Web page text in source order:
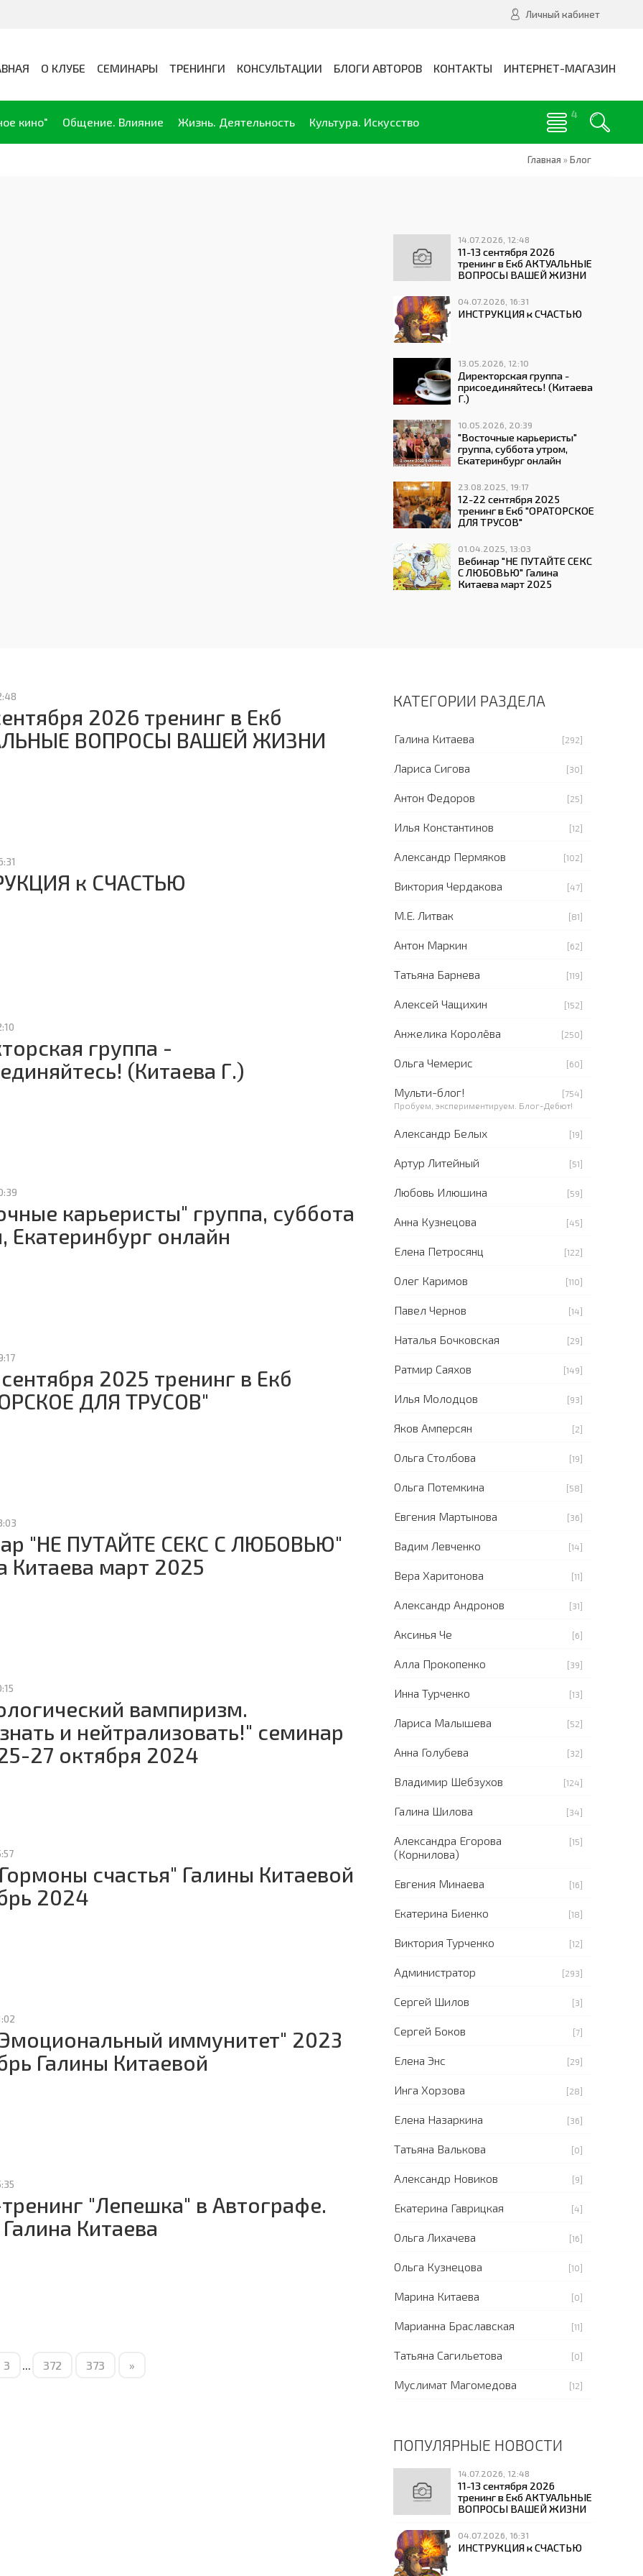
Личный кабинет
О КЛУБЕ СЕМИНАРЫ ТРЕНИНГИ КОНСУЛЬТАЦИИ БЛОГИ АВТОРОВ КОНТАКТЫ ИНТЕРНЕТ-МАГАЗИН
кино" Общение. Влияние Жизнь. Деятельность Культура. Искусство
Главная »Блог
14.07.2026, 12:48
11-13 сентября 2026
тренинг в Екб АКТУАЛЬНЫЕ
ВОПРОСЫ ВАШЕЙ ЖИЗНИ
04.07.2026, 16:31
ИНСТРУКЦИЯ к СЧАСТЬЮ
13.05.2026, 12:10
Директорская группа -
присоединяйтесь! (Китаева
Г.)
10.05.2026, 20:39
"Восточные карьеристы"
группа, суббота утром,
Екатеринбург онлайн
23.08.2025, 19:17
12-22 сентября 2025
тренинг в Екб "ОРАТОРСКОЕ
ДЛЯ ТРУСОВ"
01.04.2025, 13:03
Вебинар "НЕ ПУТАЙТЕ СЕКС
С ЛЮБОВЬЮ" Галина
Китаева март 2025
2026 тренинг в Екб
ВОПРОСЫ ВАШЕЙ ЖИЗНИ
к СЧАСТЬЮ
группа -
(Китаева Г.)
карьеристы" группа, суббота
Екатеринбург онлайн
2025 тренинг в Екб
ДЛЯ ТРУСОВ"
"НЕ ПУТАЙТЕ СЕКС С ЛЮБОВЬЮ"
Китаева март 2025
вампиризм.
и нейтрализовать!" семинар
27 октября 2024
счастья" Галины Китаевой
2024
иммунитет" 2023
Галины Китаевой
"Лепешка" в Автографе.
Китаева
3 ... 372 373 »
КАТЕГОРИИ РАЗДЕЛА
Галина Китаева [292]
Лариса Сигова [30]
Антон Федоров [25]
Илья Константинов [12]
Александр Пермяков [102]
Виктория Чердакова [47]
М.Е. Литвак [81]
Антон Маркин [62]
Татьяна Барнева [119]
Алексей Чащихин [152]
Анжелика Королёва [250]
Ольга Чемерис [60]
Мульти-блог!
[754]
Пробуем, экспериментируем. Блог-Дебют!
Александр Белых [19]
Артур Литейный [51]
Любовь Илюшина [59]
Анна Кузнецова [45]
Елена Петросянц [122]
Олег Каримов [110]
Павел Чернов [14]
Наталья Бочковская [29]
Ратмир Саяхов [149]
Илья Молодцов [93]
Яков Амперсян [2]
Ольга Столбова [19]
Ольга Потемкина [58]
Евгения Мартынова [36]
Вадим Левченко [14]
Вера Харитонова [11]
Александр Андронов [31]
Аксинья Че [6]
Алла Прокопенко [39]
Инна Турченко [13]
Лариса Малышева [52]
Анна Голубева [32]
Владимир Шебзухов [124]
Галина Шилова [34]
Александра Егорова
(Корнилова)
[15]
Евгения Минаева [16]
Екатерина Биенко [18]
Виктория Турченко [12]
Администратор [293]
Сергей Шилов [3]
Сергей Боков [7]
Елена Энс [29]
Инга Хорзова [28]
Елена Назаркина [36]
Татьяна Валькова [0]
Александр Новиков [9]
Екатерина Гаврицкая [4]
Ольга Лихачева [16]
Ольга Кузнецова [10]
Марина Китаева [0]
Марианна Браславская [11]
Татьяна Сагильетова [0]
Муслимат Магомедова [12]
ПОПУЛЯРНЫЕ НОВОСТИ
14.07.2026, 12:48
11-13 сентября 2026
тренинг в Екб АКТУАЛЬНЫЕ
ВОПРОСЫ ВАШЕЙ ЖИЗНИ
04.07.2026, 16:31
ИНСТРУКЦИЯ к СЧАСТЬЮ